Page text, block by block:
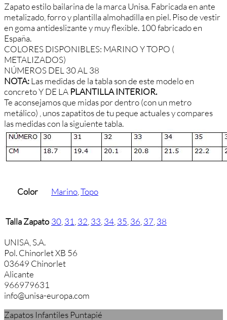
Zapato estilo bailarina de la marca Unisa. Fabricada en ante
metalizado, forro y plantilla almohadilla en piel. Piso de vestir
en goma antideslizante y muy flexible. 100 fabricado en
España.
COLORES DISPONIBLES: MARINO Y TOPO (
METALIZADOS)
NÚMEROS DEL 30 AL 38
NOTA:Las medidas de la tabla son de este modelo en
concreto Y DE LA PLANTILLA INTERIOR.
Te aconsejamos que midas por dentro (con un metro
metálico) , unos zapatitos de tu peque actuales y compares
las medidas con la siguiente tabla.
Color Marino Topo
Talla Zapato 30 31 32 33 34 35 36 37 38
UNISA, S.A.
Pol. Chinorlet XB 56
03649 Chinorlet
Alicante
966979631
info@unisa-europa.com
Zapatos Infantiles Puntapié